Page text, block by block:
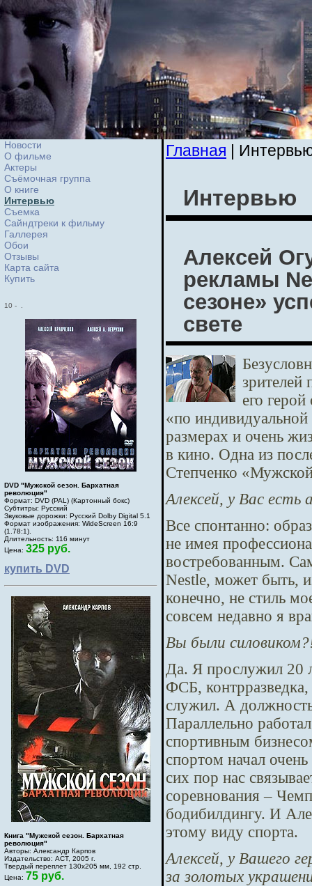
Новости
О фильме
Актеры
Съёмочная группа
О книге
Интервью
Cъемка
Сайндтреки к фильму
Галлерея
Обои
Отзывы
Карта сайта
Купить
10 -
DVD "Мужской сезон. Бархатная
революция"
Формат: DVD (PAL) (Картонный бокс)
Субтитры: Русский
Звуковые дорожки: Русский Dolby Digital 5.1
Формат изображения: WideScreen 16:9
(1.78:1).
Длительность: 116 минут
Цена: 325 руб.
купить DVD
Книга "Мужской сезон. Бархатная
революция"
Авторы: Александр Карпов
Издательство: АСТ, 2005 г.
Твердый переплет 130х205 мм, 192 стр.
Цена: 75 руб.
Главная |
Интервью
Алексей
рекламы
сезоне»
свете
зрителей
его
«по
размерах и очень
в кино. Одна из
Степченко
Алексей, у Вас есть
Все спонтанно:
не имея
востребованным.
Nestle, может быть,
конечно, не стиль
совсем недавно я
Вы были
Да. Я прослужил 20
ФСБ,
служил. А
Параллельно
спортивным
спортом начал
сих пор нас
соревнования –
бодибилдингу. И
этому виду спорта.
Алексей, у Вашего
за золотых